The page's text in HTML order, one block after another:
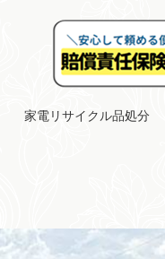
家電リサイクル品処分